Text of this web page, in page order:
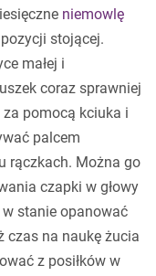
niemowlę
stojącej.
małej i
coraz sprawniej
pomocą kciuka i
palcem
rączkach. Można go
czapki w głowy
stanie opanować
czas na naukę żucia
z posiłków w